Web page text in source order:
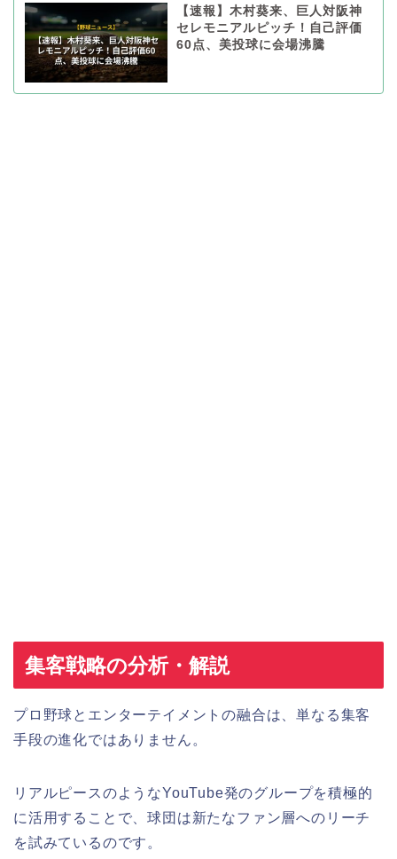
【速報】木村葵来、巨人対阪神
セレモニアルピッチ！自己評価
60点、美投球に会場沸騰
集客戦略の分析・解説
プロ野球とエンターテイメントの融合は、単なる集客
手段の進化ではありません。
リアルピースのようなYouTube発のグループを積極的
に活用することで、球団は新たなファン層へのリーチ
を試みているのです。